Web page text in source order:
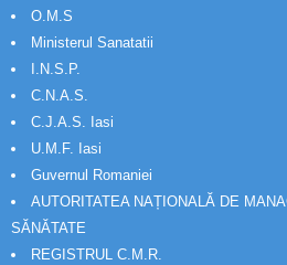
O.M.S
Ministerul Sanatatii
I.N.S.P.
C.N.A.S.
C.J.A.S. Iasi
U.M.F. Iasi
Guvernul Romaniei
AUTORITATEA NAȚIONALĂ DE
SĂNĂTATE
REGISTRUL C.M.R.